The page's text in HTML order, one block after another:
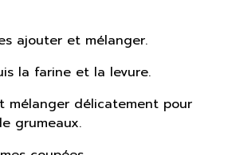
ajouter et mélanger.
la farine et la levure.
mélanger délicatement pour
grumeaux.